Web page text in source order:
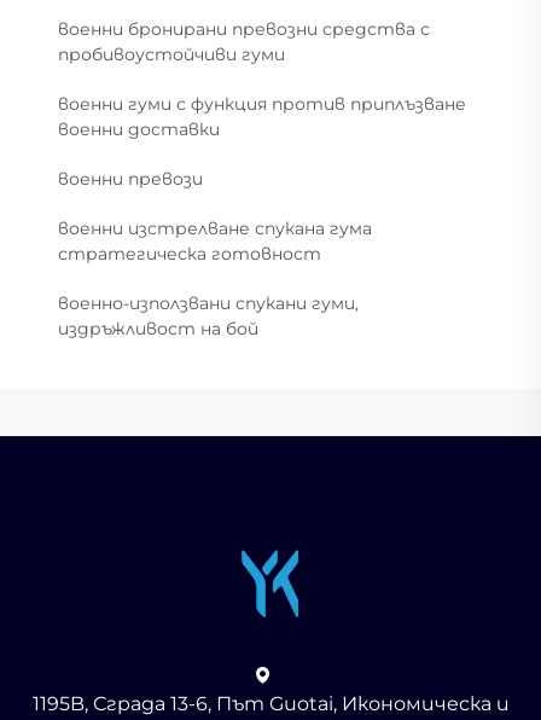
военни бронирани превозни средства с
пробивоустойчиви гуми
военни гуми с функция против приплъзване
военни доставки
военни превози
военни изстрелване спукана гума
стратегическа готовност
военно-използвани спукани гуми,
издръжливост на бой
1195B, Сграда 13-6, Път Guotai, Икономическа и